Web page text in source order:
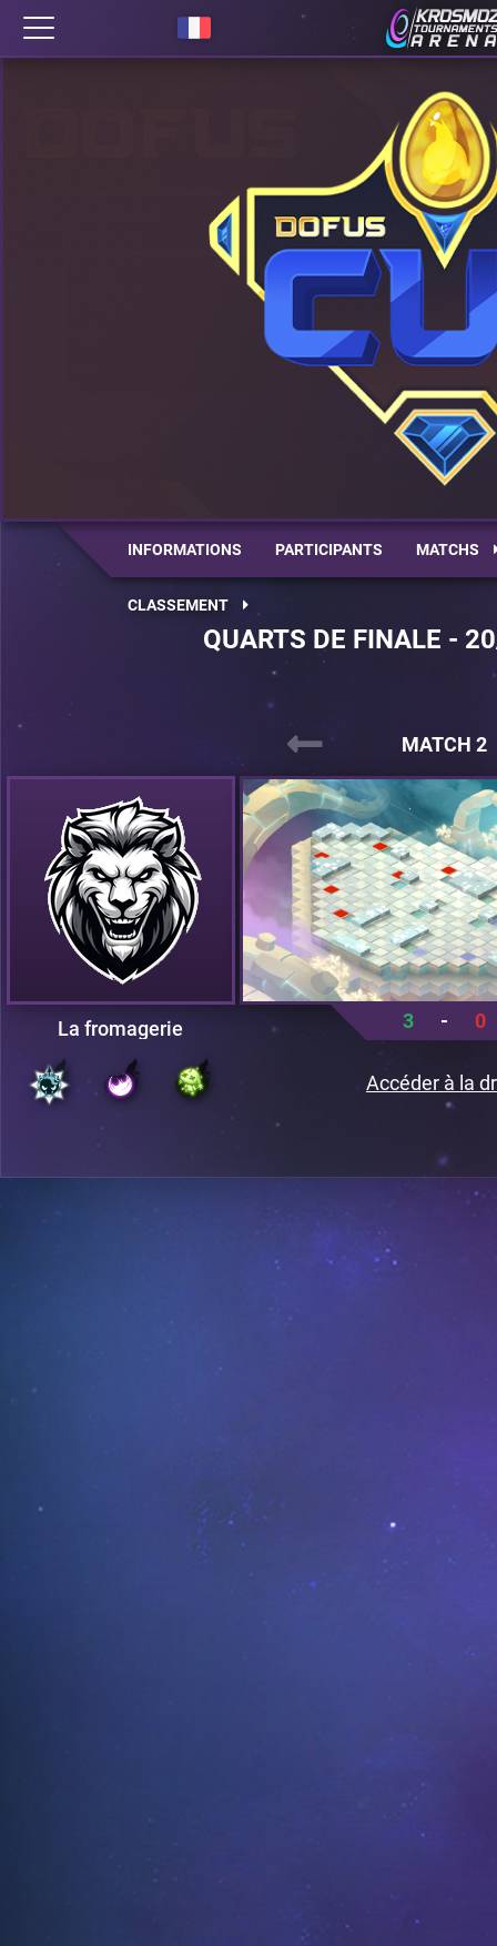
INFORMATIONS PARTICIPANTS MATCHS
CLASSEMENT
QUARTS DE FINALE -
MATCH 2
La fromagerie 3 - 0
Accéder à la